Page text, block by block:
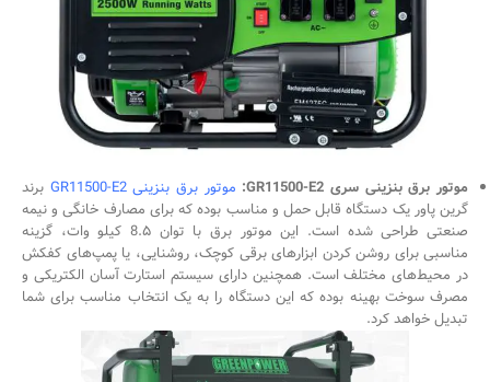
موتور برق بنزینی سری GR11500-E2: موتور برق بنزینی GR11500-E2
برند
گرین پاور یک دستگاه قابل حمل و مناسب بوده که برای مصارف خانگی و نیمه
‌صنعتی طراحی شده است. این موتور برق با توان 8.۵ کیلو وات، گزینه
مناسبی برای روشن کردن ابزارهای برقی کوچک، روشنایی، یا پمپ‌های کفکش
در محیط‌های مختلف است. همچنین دارای سیستم استارت آسان الکتریکی و
مصرف سوخت بهینه بوده که این دستگاه را به یک انتخاب مناسب برای شما
تبدیل خواهد کرد.